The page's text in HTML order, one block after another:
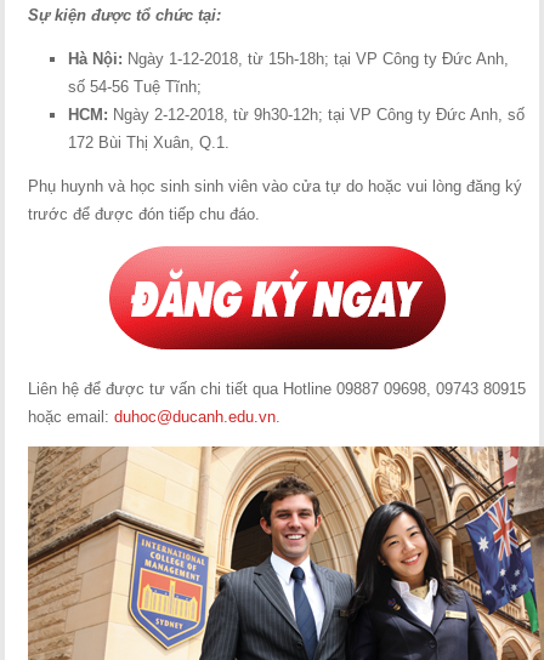
Sự kiện được tổ chức tại:
Hà Nội: Ngày 1-12-2018, từ 15h-18h; tại VP Công ty Đức Anh,
số 54-56 Tuệ Tĩnh;
HCM: Ngày 2-12-2018, từ 9h30-12h; tại VP Công ty Đức Anh, số
172 Bùi Thị Xuân, Q.1.
Phụ huynh và học sinh sinh viên vào cửa tự do hoặc vui lòng đăng ký
trước để được đón tiếp chu đáo.
Liên hệ để được tư vấn chi tiết qua Hotline 09887 09698, 09743 80915
hoặc email:duhoc@ducanh.edu.vn.